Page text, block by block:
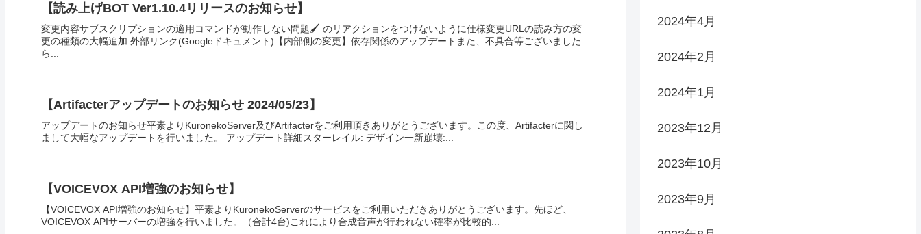
【読み上げBOT Ver1.10.4リリースのお知らせ】
変更内容サブスクリプションの適用コマンドが動作しない問題🖌 のリアクションをつけないように仕様変更URLの読み方の変
更の種類の大幅追加 外部リンク(Googleドキュメント)【内部側の変更】依存関係のアップデートまた、不具合等ございました
ら...
【Artifacterアップデートのお知らせ 2024/05/23】
アップデートのお知らせ平素よりKuronekoServer及びArtifacterをご利用頂きありがとうございます。この度、Artifacterに関し
まして大幅なアップデートを行いました。 アップデート詳細スターレイル: デザイン一新崩壊:...
【VOICEVOX API増強のお知らせ】
【VOICEVOX API増強のお知らせ】平素よりKuronekoServerのサービスをご利用いただきありがとうございます。先ほど、
VOICEVOX APIサーバーの増強を行いました。（合計4台)これにより合成音声が行われない確率が比較的...
2024年4月
2024年2月
2024年1月
2023年12月
2023年10月
2023年9月